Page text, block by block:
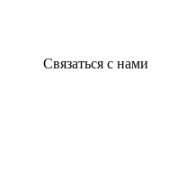
Связаться с нами